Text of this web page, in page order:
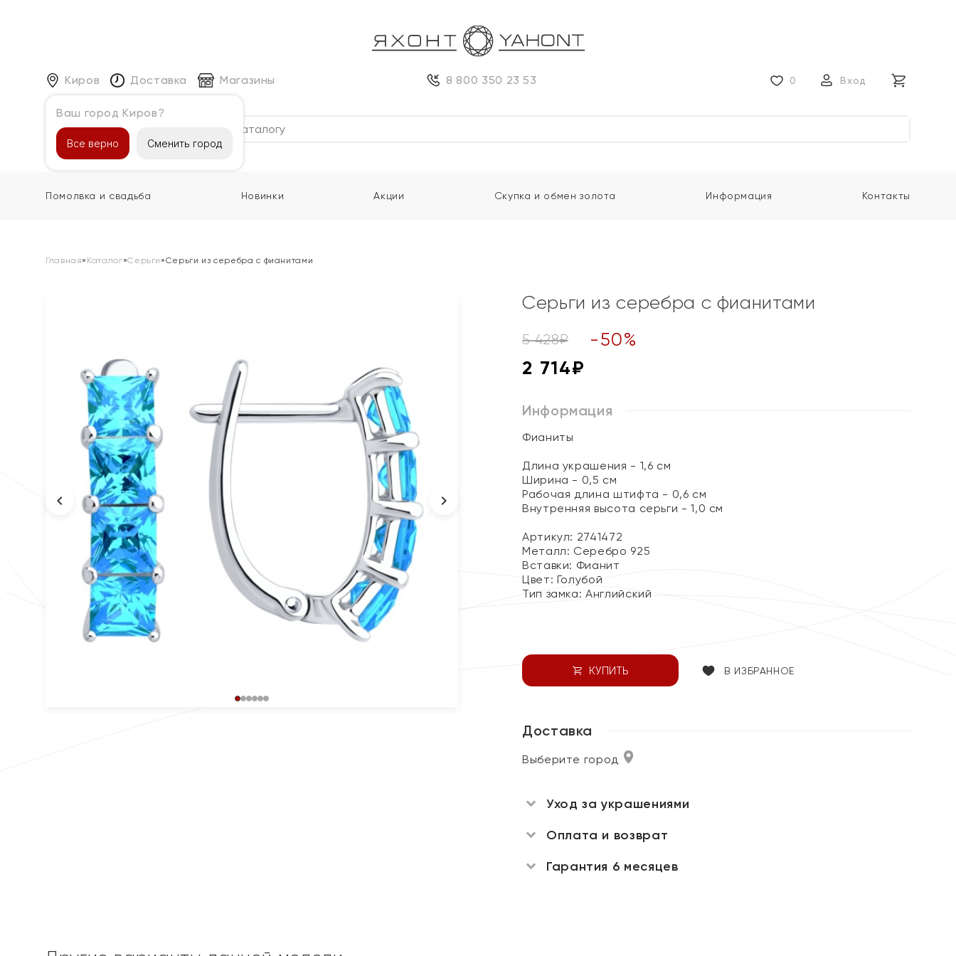
Киров
Ваш город Киров?
Все верно Сменить город
Доставка Магазины 8 800 350 23 53 0 Вход
Каталог
Помолвка и свадьба Новинки Акции Скупка и обмен золота Информация Контакты
Главная» Каталог»Серьги »Серьги из серебра с фианитами
Серьги из серебра с фианитами
5 428₽ -50%
2 714₽
Информация
Фианиты
Длина украшения - 1,6 см
Ширина - 0,5 см
Рабочая длина штифта - 0,6 см
Внутренняя высота серьги - 1,0 см
Артикул: 2741472
Металл: Серебро 925
Вставки: Фианит
Цвет: Голубой
Тип замка:Английский
КУПИТЬ В ИЗБРАННОЕ
Доставка
Выберите город
Уход за украшениями
Оплата и возврат
Гарантия 6 месяцев